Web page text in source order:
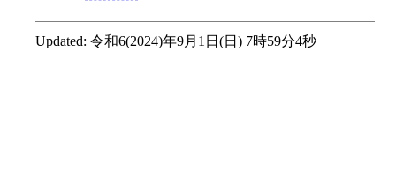
Updated: 令和6(2024)年9月1日(日) 7時59分4秒